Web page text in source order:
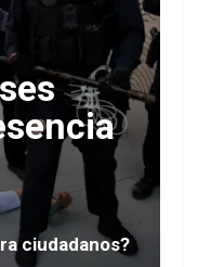
ciudadanos?